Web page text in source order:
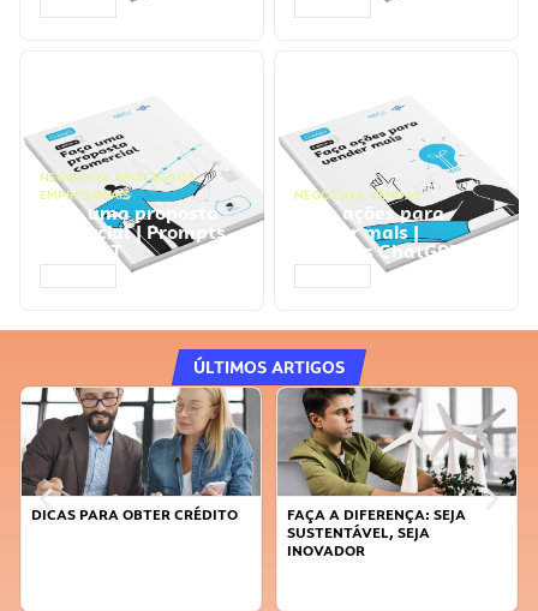
NEGÓCIOS, PROCESSOS
EMPRESARIAIS
Faça uma proposta
comercial | Prompts
ChatGPT
NEGÓCIOS, VENDAS
Faça ações para
vender mais |
Prompts ChatGPT
ÚLTIMOS ARTIGOS
DICAS PARA OBTER CRÉDITO
FAÇA A DIFERENÇA: SEJA
SUSTENTÁVEL, SEJA
INOVADOR